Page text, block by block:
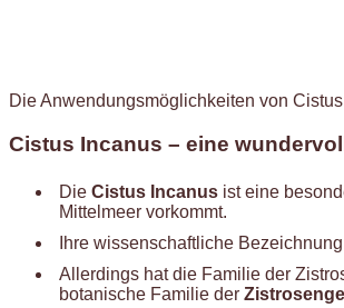
Die Anwendungsmöglichkeiten von
Cistus Incanus – eine
Die Cistus Incanus ist eine
Mittelmeer vorkommt.
Ihre wissenschaftliche
Allerdings hat die Familie der
botanische Familie der